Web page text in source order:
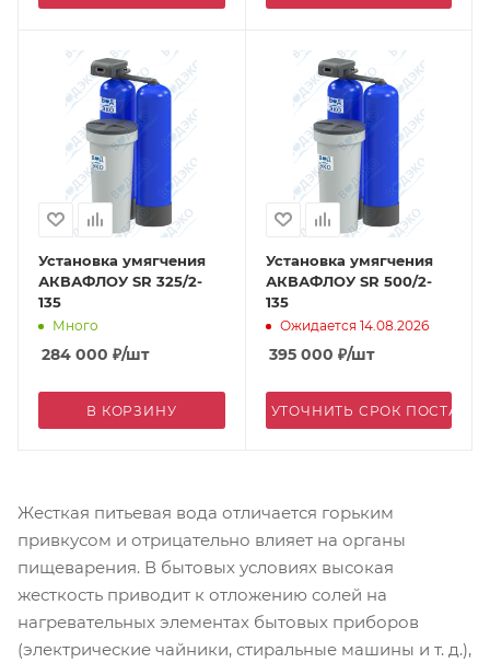
Установка умягчения
АКВАФЛОУ SR 325/2-
135
Много
284 000 ₽/шт
В КОРЗИНУ
Установка умягчения
АКВАФЛОУ SR 500/2-
135
Ожидается 14.08.2026
395 000 ₽/шт
УТОЧНИТЬ СРОК
Жесткая питьевая вода отличается горьким
привкусом и отрицательно влияет на органы
пищеварения. В бытовых условиях высокая
жесткость приводит к отложению солей на
нагревательных элементах бытовых приборов
(электрические чайники, стиральные машины и т. д.),